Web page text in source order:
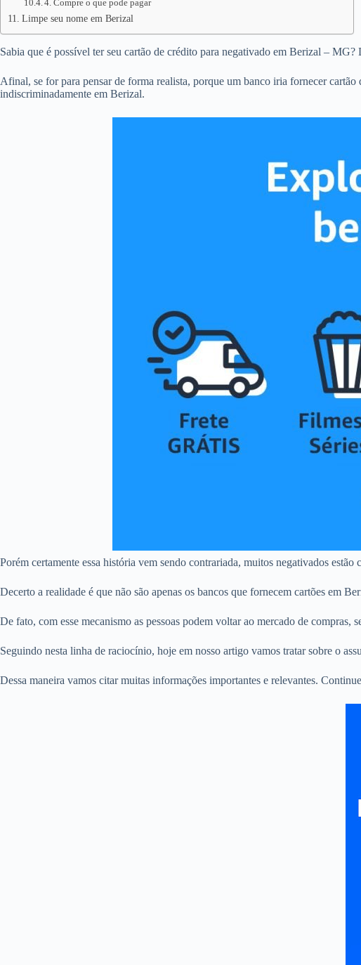
4. Compre o que pode pagar
Limpe seu nome em Berizal
Sabia que é possível ter seu cartão de crédito para negativado em Berizal –
Afinal, se for para pensar de forma realista, porque um banco iria fornecer
indiscriminadamente em Berizal.
Porém certamente essa história vem sendo contrariada, muitos negativados
Decerto a realidade é que não são apenas os bancos que fornecem cartões em
De fato, com esse mecanismo as pessoas podem voltar ao mercado de
Seguindo nesta linha de raciocínio, hoje em nosso artigo vamos tratar sobre o
Dessa maneira vamos citar muitas informações importantes e relevantes.